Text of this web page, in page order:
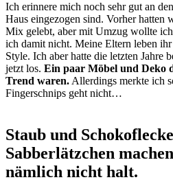
Ich erinnere mich noch sehr gut an
Haus eingezogen sind. Vorher hatten
Mix gelebt, aber mit Umzug wollte
ich damit nicht. Meine Eltern leben
Style. Ich aber hatte die letzten Jahre
jetzt los. Ein paar Möbel und Deko
Trend waren.Allerdings merkte ich
Fingerschnips geht nicht…
Staub und
Sabberlätzchen
nämlich nicht halt.